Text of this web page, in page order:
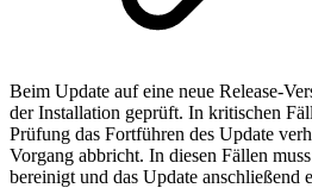
Beim Update auf eine neue Release-
der Installation geprüft. In kritischen
Prüfung das Fortführen des Update
Vorgang abbricht. In diesen Fällen
bereinigt und das Update anschließend